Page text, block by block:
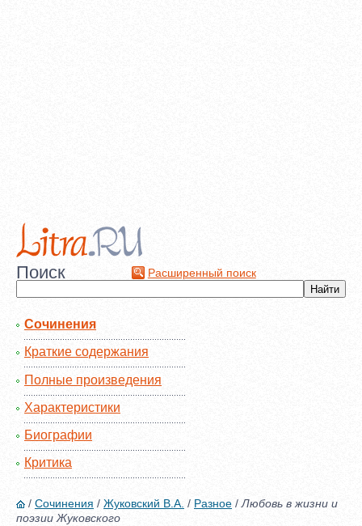
Поиск Расширенный поиск
Сочинения
Краткие содержания
Полные произведения
Характеристики
Биографии
Критика
/ Сочинения / Жуковский В.А. / Разное / Любовь в жизни и
поэзии Жуковского